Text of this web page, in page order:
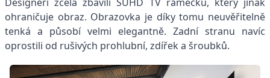
ohraničuje obraz. Obrazovka je díky tomu neuvěřitelně
tenká a působí velmi elegantně. Zadní stranu navíc
oprostili od rušivých prohlubní, zdířek a šroubků.